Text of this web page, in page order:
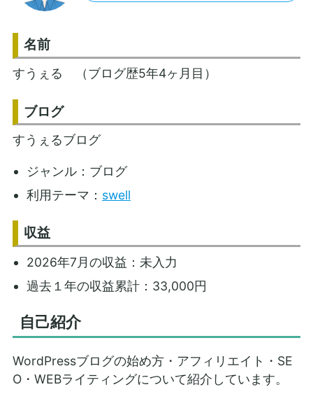
名前
すうぇる （ブログ歴5年4ヶ月目）
ブログ
すうぇるブログ
ジャンル：ブログ
利用テーマ： swell
収益
2026年7月の収益：未入力
過去１年の収益累計：33,000円
自己紹介
WordPressブログの始め方・アフィリエイト・SE
O・WEBライティングについて紹介しています。